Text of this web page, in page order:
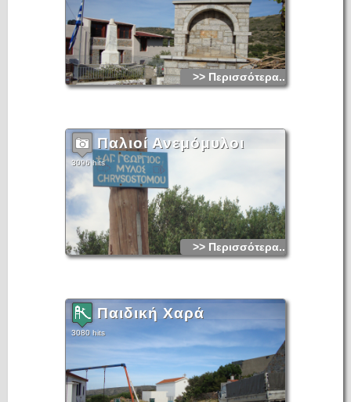
>> Περισσότερα...
Παλιοί Ανεμόμυλοι
3096 hits
>> Περισσότερα...
Παιδική Χαρά
3080 hits